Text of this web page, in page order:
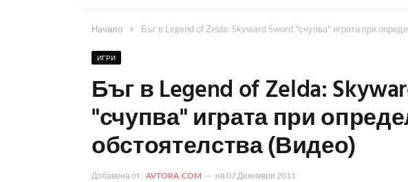
Начало » Бъг в Legend of Zelda: Skyward Sword "счупва" играта при
ИГРИ
Бъг в Legend of Zelda:
"счупва" играта при
обстоятелства (Видео)
Добавена от: AVTORA.COM на07 Декември 2011